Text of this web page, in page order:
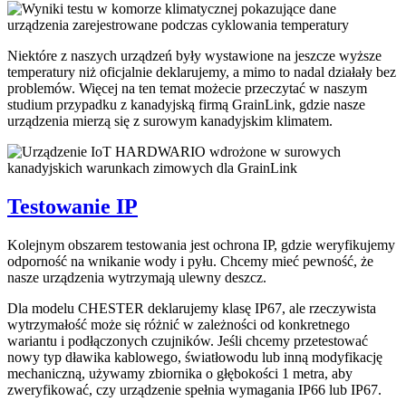
Niektóre z naszych urządzeń były wystawione na jeszcze wyższe
temperatury niż oficjalnie deklarujemy, a mimo to nadal działały bez
problemów. Więcej na ten temat możecie przeczytać w naszym
studium przypadku z kanadyjską firmą GrainLink, gdzie nasze
urządzenia mierzą się z surowym kanadyjskim klimatem.
Testowanie IP
Kolejnym obszarem testowania jest ochrona IP, gdzie weryfikujemy
odporność na wnikanie wody i pyłu. Chcemy mieć pewność, że
nasze urządzenia wytrzymają ulewny deszcz.
Dla modelu CHESTER deklarujemy klasę IP67, ale rzeczywista
wytrzymałość może się różnić w zależności od konkretnego
wariantu i podłączonych czujników. Jeśli chcemy przetestować
nowy typ dławika kablowego, światłowodu lub inną modyfikację
mechaniczną, używamy zbiornika o głębokości 1 metra, aby
zweryfikować, czy urządzenie spełnia wymagania IP66 lub IP67.